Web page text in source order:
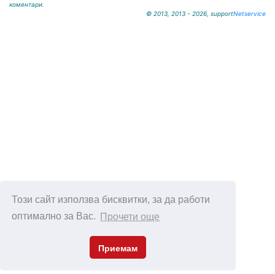
Този сайт използва бисквитки, за да работи
оптимално за Вас.
Прочети още
Приемам
коментари.
© 2013, 2013 - 2026, supportNetservice